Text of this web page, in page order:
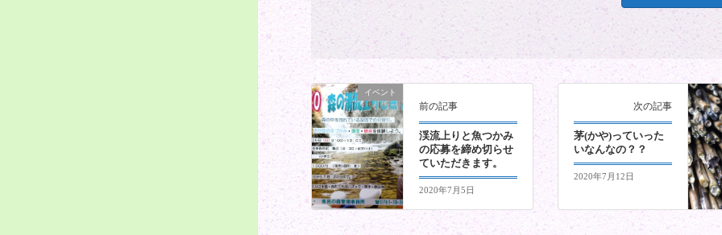
イベント
前の記事
渓流上りと魚つかみ
の応募を締め切らせ
ていただきます。
2020年7月5日
次の記事
茅(かや)っていった
いなんなの？？
2020年7月12日